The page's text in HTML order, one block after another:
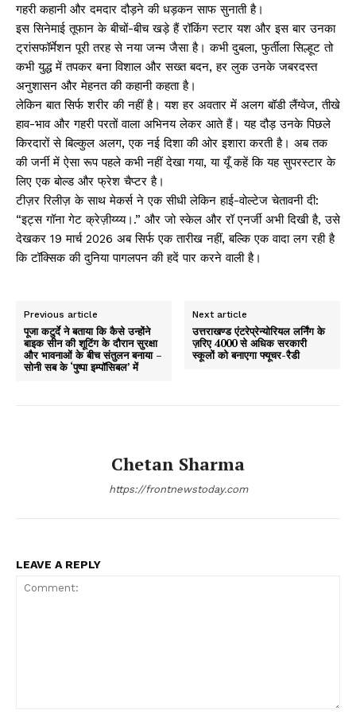
गहरी कहानी और दमदार दौड़ने की धड़कन साफ सुनाती है।
इस सिनेमाई तूफान के बीचों-बीच खड़े हैं रॉकिंग स्टार यश और इस बार उनका
ट्रांसफॉर्मेशन पूरी तरह से नया जन्म जैसा है। कभी दुबला, फुर्तीला सिल्हूट तो
कभी युद्ध में तपकर बना विशाल और सख्त बदन, हर लुक उनके जबरदस्त
अनुशासन और मेहनत की कहानी कहता है।
लेकिन बात सिर्फ शरीर की नहीं है। यश हर अवतार में अलग बॉडी लैंग्वेज, तीखे
हाव-भाव और गहरी परतों वाला अभिनय लेकर आते हैं। यह दौड़ उनके पिछले
किरदारों से बिल्कुल अलग, एक नई दिशा की ओर इशारा करती है। अब तक
की जर्नी में ऐसा रूप पहले कभी नहीं देखा गया, या यूँ कहें कि यह सुपरस्टार के
लिए एक बोल्ड और फ्रेश चैप्टर है।
टीज़र रिलीज़ के साथ मेकर्स ने एक सीधी लेकिन हाई-वोल्टेज चेतावनी दी:
“इट्स गॉना गेट क्रेज़ीय्य्य।.” और जो स्केल और रॉ एनर्जी अभी दिखी है, उसे
देखकर 19 मार्च 2026 अब सिर्फ एक तारीख नहीं, बल्कि एक वादा लग रही है
कि टॉक्सिक की दुनिया पागलपन की हदें पार करने वाली है।
Previous article
पूजा कटुर्दे ने बताया कि कैसे उन्होंने
बाइक सीन की शूटिंग के दौरान सुरक्षा
और भावनाओं के बीच संतुलन बनाया –
सोनी सब के ‘पुष्पा इम्पॉसिबल’ में
Next article
उत्तराखण्ड एंटरेप्रेन्योरियल लर्निंग के
ज़रिए 4000 से अधिक सरकारी
स्कूलों को बनाएगा फ्यूचर-रैडी
Chetan Sharma
https://frontnewstoday.com
LEAVE A REPLY